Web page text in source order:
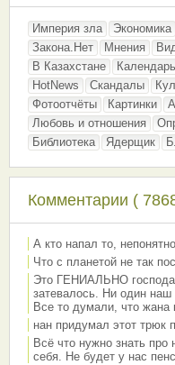
Империя зла Экономика
Закона.Нет
Мнения
В Казахстане
Календарь
HotNews
Скандалы
Фотоотчёты
Картинки
Любовь и отношения
Библиотека
Ядерщик
Комментарии (
А кто напал то, непонятно
Что с планетой не так
Это ГЕНИАЛЬНО
затевалось. Ни один
Все то думали, что жана
нан придумал этот трюк
Всё что нужно знать про
себя. Не будет у нас